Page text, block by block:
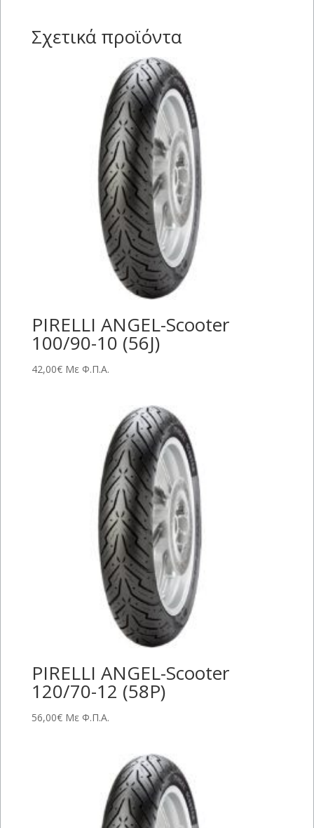
Σχετικά προϊόντα
PIRELLI ANGEL-Scooter
100/90-10 (56J)
42,00€ Με Φ.Π.Α.
PIRELLI ANGEL-Scooter
120/70-12 (58P)
56,00€ Με Φ.Π.Α.